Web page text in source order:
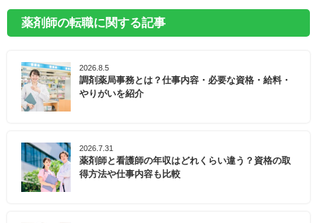
薬剤師の転職に関する記事
2026.8.5
調剤薬局事務とは？仕事内容・必要な資格・給料・
やりがいを紹介
2026.7.31
薬剤師と看護師の年収はどれくらい違う？資格の取
得方法や仕事内容も比較